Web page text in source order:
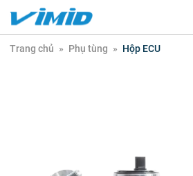
Trang chủ » Phụ tùng » Hộp ECU